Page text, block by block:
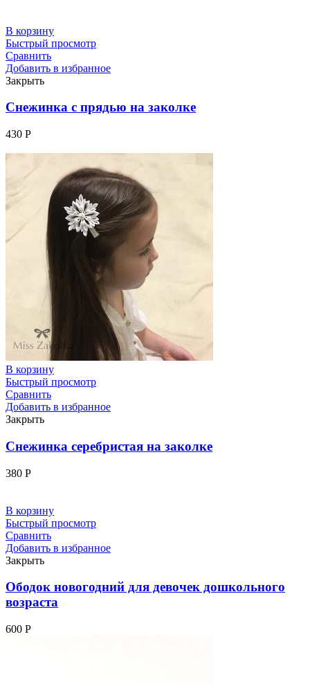
В корзину
Быстрый просмотр
Сравнить
Добавить в избранное
Закрыть
Снежинка с прядью на заколке
430 Р
В корзину
Быстрый просмотр
Сравнить
Добавить в избранное
Закрыть
Снежинка серебристая на заколке
380 Р
В корзину
Быстрый просмотр
Сравнить
Добавить в избранное
Закрыть
Ободок новогодний для девочек дошкольного
возраста
600 Р